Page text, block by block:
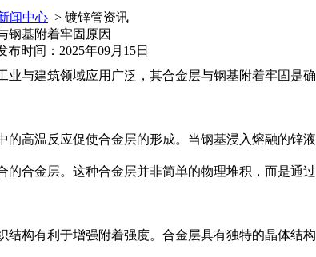
闻中心 > 镀锌管资讯
钢基附着牢固原因
布时间：2025年09月15日
业与建筑领域应用广泛，其合金层与钢基附着牢固是
温反应促使合金层的形成。当钢基浸入熔融的锌
的合金层。这种合金层并非简单的物理堆积，而是通
有利于增强附着强度。合金层具有独特的晶体结构